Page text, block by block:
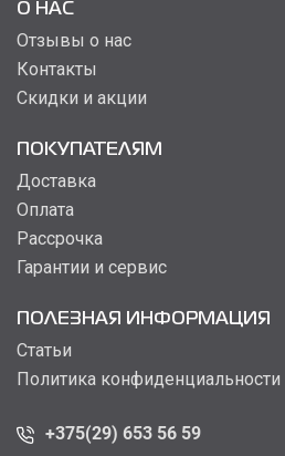
О НАС
Отзывы о нас
Контакты
Скидки и акции
ПОКУПАТЕЛЯМ
Доставка
Оплата
Рассрочка
Гарантии и сервис
ПОЛЕЗНАЯ ИНФОРМАЦИЯ
Статьи
Политика конфиденциальности
+375(29) 653 56 59